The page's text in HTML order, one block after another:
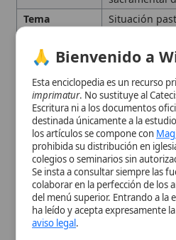
Indisolubilidad
Divorcio y Nuevo
Civil
Nulidad
Participación en
Eclesial
Acceso a los
los artículos se compone con
prohibida su distribución en iglesias,
colegios o seminarios sin
colaborar en la perfección de los
del menú superior. Entrando a la
ha leído y acepta expresamente la
aviso legal.